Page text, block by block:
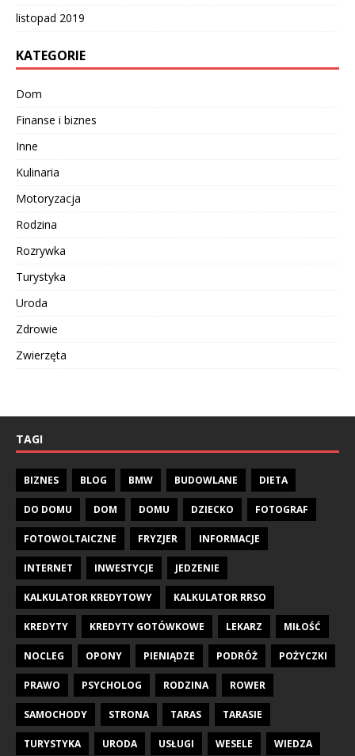
listopad 2019
KATEGORIE
Dom
Finanse i biznes
Inne
Kulinaria
Motoryzacja
Rodzina
Rozrywka
Turystyka
Uroda
Zdrowie
Zwierzęta
TAGI
BIZNES BLOG BMW BUDOWLANE DIETA
DO DOMU DOM DOMU DZIECKO FOTOGRAF
FOTOWOLTAICZNE FRYZJER INFORMACJE
INTERNET INWESTYCJE JEDZENIE
KALKULATOR KREDYTOWY KALKULATOR RRSO
KREDYTY KREDYTY GOTÓWKOWE LEKARZ MIŁOŚĆ
NOCLEG OPONY PIENIĄDZE PODRÓŻ POŻYCZKI
PRAWO PSYCHOLOG RODZINA ROWER
SAMOCHODY STRONA TARAS TARASIE
TURYSTYKA URODA USŁUGI WESELE WIEDZA